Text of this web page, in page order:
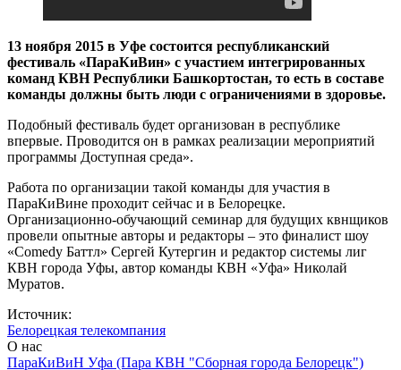
13 ноября 2015 в Уфе состоится республиканский
фестиваль «ПараКиВин» с участием интегрированных
команд КВН Республики Башкортостан, то есть в составе
команды должны быть люди с ограничениями в здоровье.
Подобный фестиваль будет организован в республике
впервые. Проводится он в рамках реализации мероприятий
программы Доступная среда».
Работа по организации такой команды для участия в
ПараКиВине проходит сейчас и в Белорецке.
Организационно-обучающий семинар для будущих квнщиков
провели опытные авторы и редакторы – это финалист шоу
«Comedy Баттл» Сергей Кутергин и редактор системы лиг
КВН города Уфы, автор команды КВН «Уфа» Николай
Муратов.
Источник:
Белорецкая телекомпания
О нас
ПараКиВиН Уфа (Пара КВН "Сборная города Белорецк")